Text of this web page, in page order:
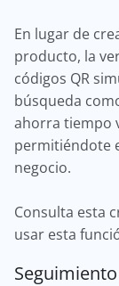
En lugar de
producto, la
códigos QR
búsqueda
ahorra tiempo
permitiéndote
negocio.
Consulta esta
usar esta